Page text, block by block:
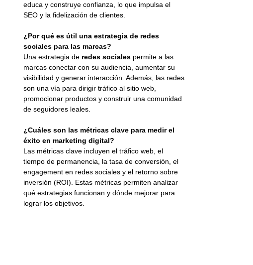
educa y construye confianza, lo que impulsa el
SEO y la fidelización de clientes.
¿Por qué es útil una estrategia de redes
sociales para las marcas?
Una estrategia de redes sociales permite a las
marcas conectar con su audiencia, aumentar su
visibilidad y generar interacción. Además, las redes
son una vía para dirigir tráfico al sitio web,
promocionar productos y construir una comunidad
de seguidores leales.
¿Cuáles son las métricas clave para medir el
éxito en marketing digital?
Las métricas clave incluyen el tráfico web, el
tiempo de permanencia, la tasa de conversión, el
engagement en redes sociales y el retorno sobre
inversión (ROI). Estas métricas permiten analizar
qué estrategias funcionan y dónde mejorar para
lograr los objetivos.